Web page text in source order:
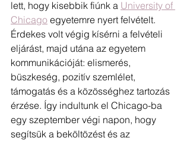
lett, hogy kisebbik fiúnk a University of
Chicago egyetemre nyert felvételt.
Érdekes volt végig kísérni a felvételi
eljárást, majd utána az egyetem
kommunikációját: elismerés,
büszkeség, pozitív szemlélet,
támogatás és a közösséghez tartozás
érzése. Így indultunk el Chicago-ba
egy szeptember végi napon, hogy
segítsük a beköltözést és az